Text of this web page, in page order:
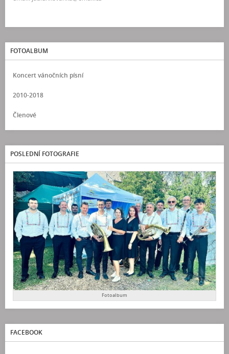
FOTOALBUM
Koncert vánočních písní
2010-2018
Členové
POSLEDNÍ FOTOGRAFIE
Fotoalbum
FACEBOOK